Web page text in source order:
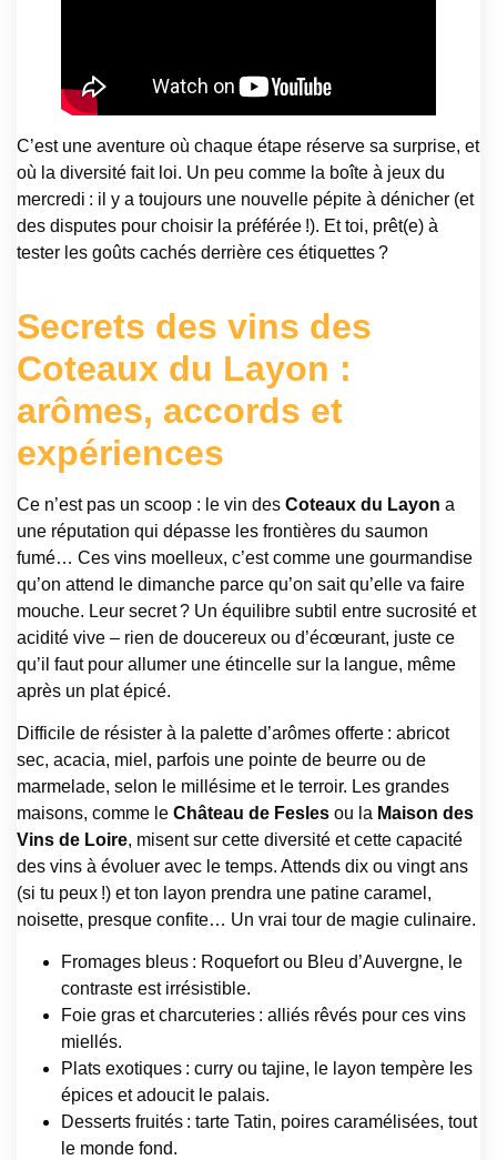
C’est une aventure où chaque étape réserve sa surprise, et
où la diversité fait loi. Un peu comme la boîte à jeux du
mercredi : il y a toujours une nouvelle pépite à dénicher (et
des disputes pour choisir la préférée !). Et toi, prêt(e) à
tester les goûts cachés derrière ces étiquettes ?
Secrets des vins des
Coteaux du Layon :
arômes, accords et
expériences
Ce n’est pas un scoop : le vin des Coteaux du Layon a
une réputation qui dépasse les frontières du saumon
fumé… Ces vins moelleux, c’est comme une gourmandise
qu’on attend le dimanche parce qu’on sait qu’elle va faire
mouche. Leur secret ? Un équilibre subtil entre sucrosité et
acidité vive – rien de doucereux ou d’écœurant, juste ce
qu’il faut pour allumer une étincelle sur la langue, même
après un plat épicé.
Difficile de résister à la palette d’arômes offerte : abricot
sec, acacia, miel, parfois une pointe de beurre ou de
marmelade, selon le millésime et le terroir. Les grandes
maisons, comme le Château de Fesles ou la Maison des
Vins de Loire, misent sur cette diversité et cette capacité
des vins à évoluer avec le temps. Attends dix ou vingt ans
(si tu peux !) et ton layon prendra une patine caramel,
noisette, presque confite… Un vrai tour de magie culinaire.
Fromages bleus : Roquefort ou Bleu d’Auvergne, le
contraste est irrésistible.
Foie gras et charcuteries : alliés rêvés pour ces vins
miellés.
Plats exotiques : curry ou tajine, le layon tempère les
épices et adoucit le palais.
Desserts fruités : tarte Tatin, poires caramélisées, tout
le monde fond.